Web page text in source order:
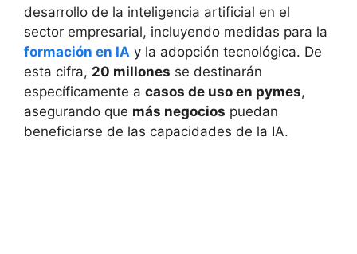
desarrollo de la inteligencia artificial en el
sector empresarial, incluyendo medidas para la
formación en IA y la adopción tecnológica. De
esta cifra, 20 millones se destinarán
específicamente a casos de uso en pymes,
asegurando que más negocios puedan
beneficiarse de las capacidades de la IA.